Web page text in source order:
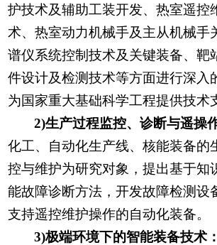
护技术及辅助工装开发、热室遥控
术、热室动力机械手及主从机械手
谱仪系统控制技术及关键装备、靶
件设计及检测技术等方面进行深入
为国家重大基础科学工程提供技术
2)生产过程监控、诊断与遥操
化工、自动化生产线、核能装备的
控与维护为研究对象，提出基于知
能故障诊断方法，开发故障检测设
支持遥控维护操作的自动化装备。
3)极端环境下的智能装备技术：